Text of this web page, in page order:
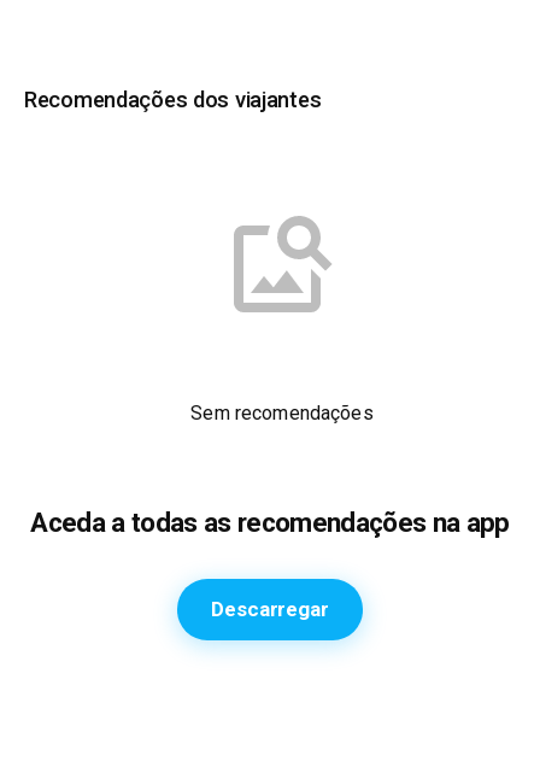
Recomendações dos viajantes
Sem recomendações
Aceda a todas as recomendações na app
Descarregar